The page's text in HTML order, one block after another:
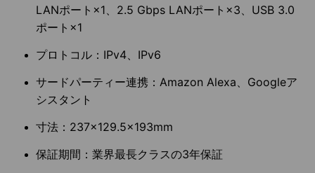
LANポート×1、2.5 Gbps LANポート×3、USB 3.0
ポート×1
プロトコル：IPv4、IPv6
サードパーティー連携：Amazon Alexa、Googleア
シスタント
寸法：237×129.5×193mm
保証期間：業界最長クラスの3年保証